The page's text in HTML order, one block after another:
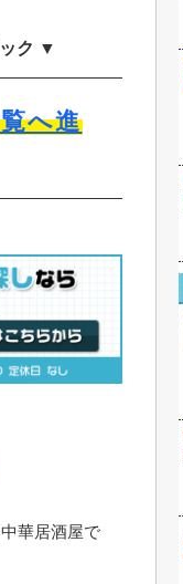
ク ▼
へ進
華居酒屋で